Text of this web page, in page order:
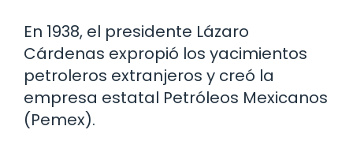
En 1938, el presidente Lázaro
Cárdenas expropió los yacimientos
petroleros extranjeros y creó la
empresa estatal Petróleos Mexicanos
(Pemex).